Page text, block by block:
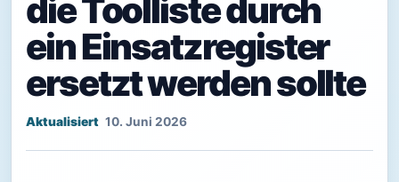
die Toolliste durch
ein Einsatzregister
ersetzt werden sollte
10. Juni 2026